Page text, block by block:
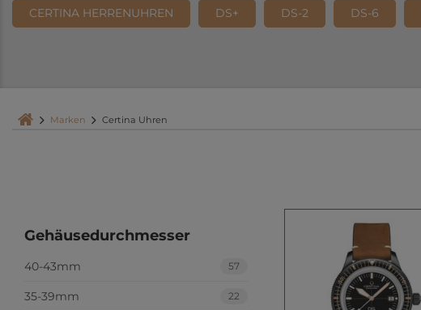
CERTINA HERRENUHREN DS+ DS-2 DS-6
Marken Certina Uhren
Gehäusedurchmesser
40-43mm 57
35-39mm 22